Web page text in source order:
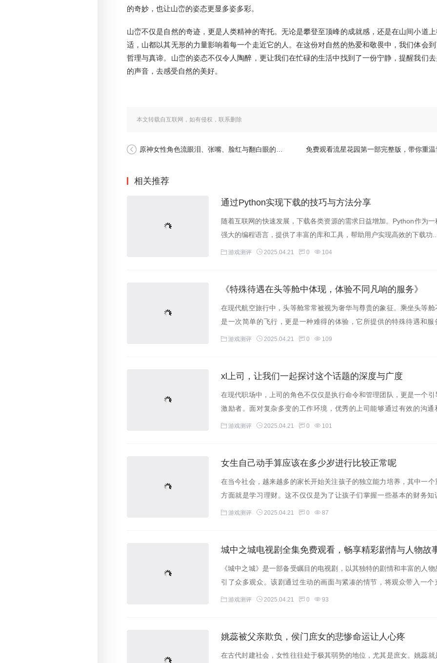
的奇妙，也让山峦的姿态更显多姿多彩。
山峦不仅是自然的奇迹，更是人类精神的寄托。无论是攀登至顶峰的成就感，还是在山间小道
适，山都以其无形的力量影响着每一个走近它的人。在这份对自然的热爱和敬畏中，我们体会
哲理与真谛。山峦的姿态不仅令人陶醉，更让我们在忙碌的生活中找到了一份宁静，提醒我们
的声音，去感受自然的美好。
本文转载自互联网，如有侵权，联系删除
原神女性角色流眼泪、张嘴、脸红与翻白眼的表现解析 免费观看流星花园第一部完整版，带你重温青春爱情故事的精彩
相关推荐
通过Python实现下载的技巧与方法分享
随着互联网的快速发展，下载各类资源的需求日益增加。Python作为一
强大的编程语言，提供了丰富的库和工具，帮助用户实现高效的下载功...
游戏测评 2025.04.21 0 104
《特殊待遇在头等舱中体现，体验不同凡响的服务》
在现代航空旅行中，头等舱常常被视为奢华与尊贵的象征。乘坐头等舱
是一次简单的飞行，更是一种难得的体验，它所提供的特殊待遇和服
每...游戏测评 2025.04.21 0 109
xl上司，让我们一起探讨这个话题的深度与广度
在现代职场中，上司的角色不仅仅是执行命令和管理团队，更是一个引
激励者。面对复杂多变的工作环境，优秀的上司能够通过有效的沟通
的...游戏测评 2025.04.21 0 101
女生自己动手算应该在多少岁进行比较正常呢
在当今社会，越来越多的家长开始关注孩子的独立能力培养，其中一个
方面就是学习理财。这不仅仅是为了让孩子们掌握一些基本的财务知
是...游戏测评 2025.04.21 0 87
《城中之城》是一部备受瞩目的电视剧，以其独特的剧情和丰富的人物
引了众多观众。该剧通过生动的画面与紧凑的情节，将观众带入一个
疑...游戏测评 2025.04.21 0 93
姚蕊被父亲欺负，侯门庶女的悲惨命运让人心疼
在古代封建社会，女性往往处于极其弱势的地位，尤其是庶女。姚蕊就